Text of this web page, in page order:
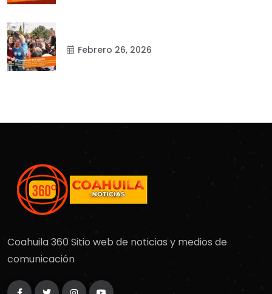
Febrero 26, 2026
Coahuila 360 Sitio web de noticias y medios de
comunicación